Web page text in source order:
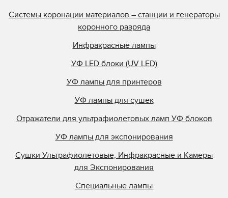
Системы коронации материалов – станции и генераторы
коронного разряда
Инфракрасные лампы
УФ LED блоки (UV LED)
УФ лампы для принтеров
УФ лампы для сушек
Отражатели для ультрафиолетовых ламп УФ блоков
УФ лампы для экспонирования
Сушки Ультрафиолетовые, Инфракрасные и Камеры
для Экспонирования
Специальные лампы